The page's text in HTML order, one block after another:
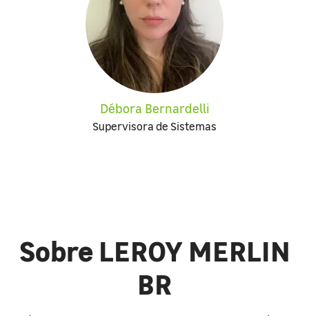
Débora Bernardelli
Supervisora de Sistemas
Sobre LEROY MERLIN
BR